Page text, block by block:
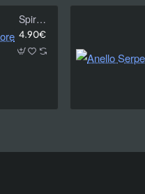
Spirale Nero con Foglie Tricolore
4.90€